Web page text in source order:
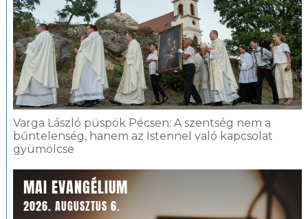
Varga László püspök Pécsen: A szentség nem a
bűntelenség, hanem az Istennel való kapcsolat
gyümölcse
MAI EVANGÉLIUM
2026. AUGUSZTUS 6.